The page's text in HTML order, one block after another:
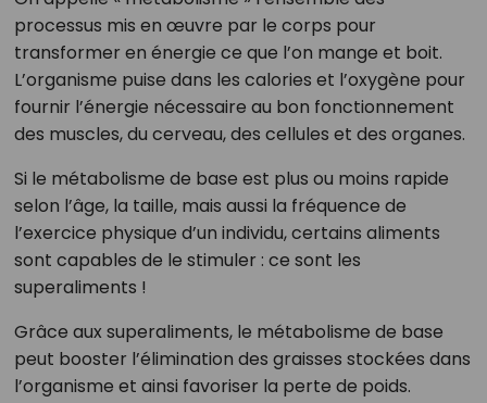
processus mis en œuvre par le corps pour
transformer en énergie ce que l’on mange et boit.
L’organisme puise dans les calories et l’oxygène pour
fournir l’énergie nécessaire au bon fonctionnement
des muscles, du cerveau, des cellules et des organes.
Si le métabolisme de base est plus ou moins rapide
selon l’âge, la taille, mais aussi la fréquence de
l’exercice physique d’un individu, certains aliments
sont capables de le stimuler : ce sont les
superaliments !
Grâce aux superaliments, le métabolisme de base
peut booster l’élimination des graisses stockées dans
l’organisme et ainsi favoriser la perte de poids.